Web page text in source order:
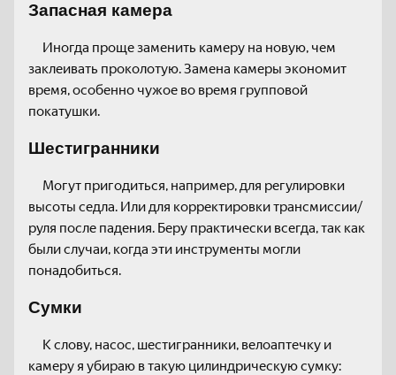
Запасная камера
Иногда проще заменить камеру на новую, чем
заклеивать проколотую. Замена камеры экономит
время, особенно чужое во время групповой
покатушки.
Шестигранники
Могут пригодиться, например, для регулировки
высоты седла. Или для корректировки трансмиссии/
руля после падения. Беру практически всегда, так как
были случаи, когда эти инструменты могли
понадобиться.
Сумки
К слову, насос, шестигранники, велоаптечку и
камеру я убираю в такую цилиндрическую сумку: